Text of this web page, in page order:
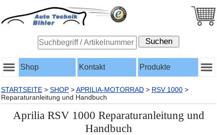
Shop Kontakt Produkte
STARTSEITE > SHOP >APRILIA-MOTORRAD > RSV 1000 >
Reparaturanleitung und Handbuch
Aprilia RSV 1000 Reparaturanleitung und
Handbuch